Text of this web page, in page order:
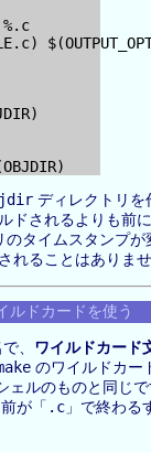
ディレクトリを
ドされるよりも前
のタイムスタンプが
れることはありませ
ルドカードを使う
、 ワイルドカード
のワイルドカー
ェルのものと同じ
が「 .c 」で終わる